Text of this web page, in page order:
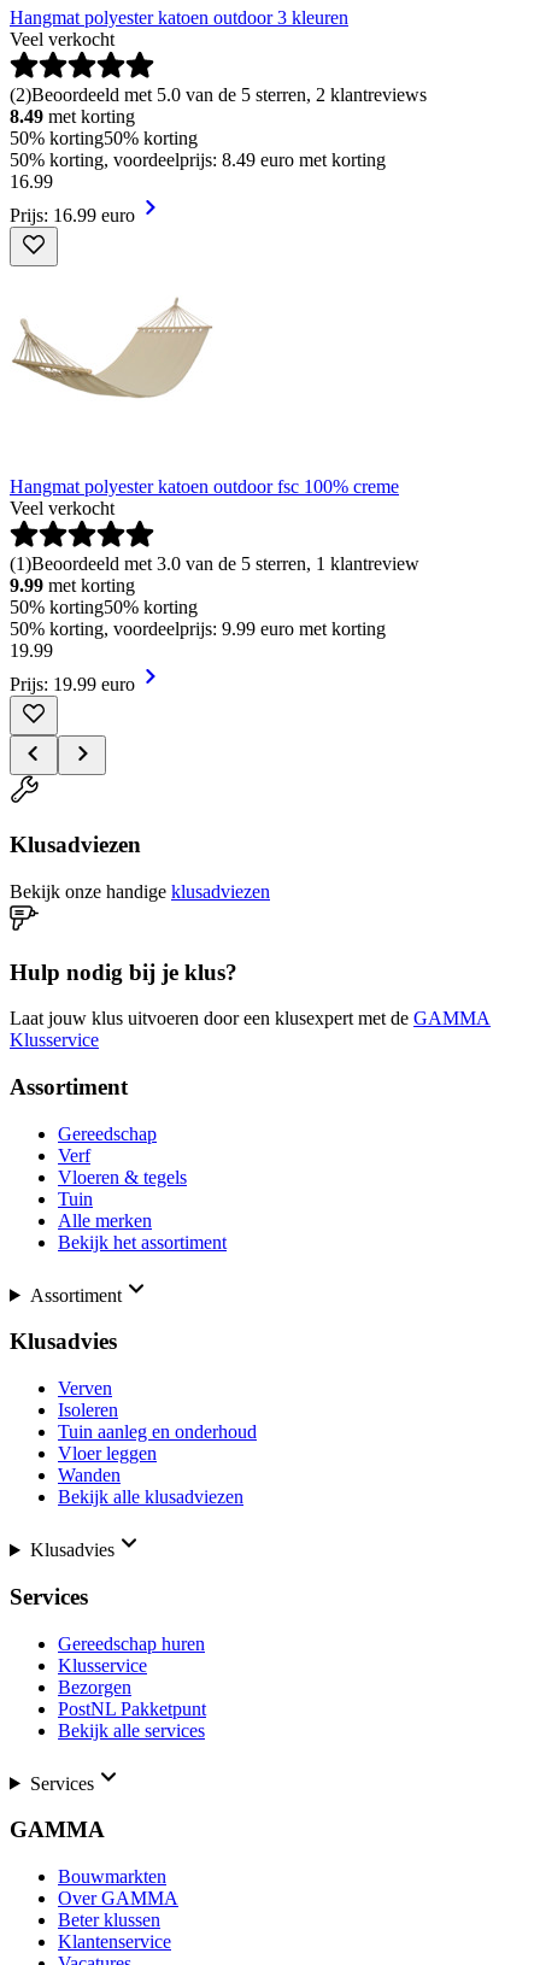
Hangmat polyester katoen outdoor 3 kleuren
Veel verkocht
(2)Beoordeeld met 5.0 van de 5 sterren, 2 klantreviews
8.49 met korting
50% korting50% korting
50% korting, voordeelprijs: 8.49 euro met korting
16.99
Prijs: 16.99 euro
Hangmat polyester katoen outdoor fsc 100% creme
Veel verkocht
(1)Beoordeeld met 3.0 van de 5 sterren, 1 klantreview
9.99 met korting
50% korting50% korting
50% korting, voordeelprijs: 9.99 euro met korting
19.99
Prijs: 19.99 euro
Klusadviezen
Bekijk onze handige klusadviezen
Hulp nodig bij je klus?
Laat jouw klus uitvoeren door een klusexpert met de GAMMA
Klusservice
Assortiment
Gereedschap
Verf
Vloeren & tegels
Tuin
Alle merken
Bekijk het assortiment
Assortiment
Klusadvies
Verven
Isoleren
Tuin aanleg en onderhoud
Vloer leggen
Wanden
Bekijk alle klusadviezen
Klusadvies
Services
Gereedschap huren
Klusservice
Bezorgen
PostNL Pakketpunt
Bekijk alle services
Services
GAMMA
Bouwmarkten
Over GAMMA
Beter klussen
Klantenservice